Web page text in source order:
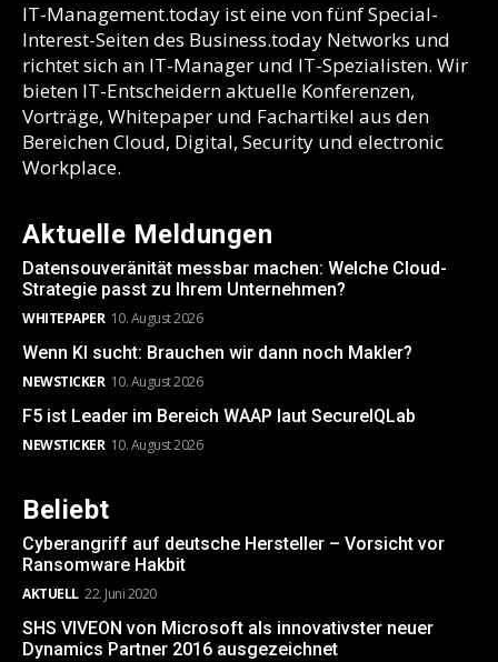
IT-Management.today ist eine von fünf Special-
Interest-Seiten des Business.today Networks und
richtet sich an IT-Manager und IT-Spezialisten. Wir
bieten IT-Entscheidern aktuelle Konferenzen,
Vorträge, Whitepaper und Fachartikel aus den
Bereichen Cloud, Digital, Security und electronic
Workplace.
Aktuelle Meldungen
Datensouveränität messbar machen: Welche Cloud-
Strategie passt zu Ihrem Unternehmen?
WHITEPAPER 10. August 2026
Wenn KI sucht: Brauchen wir dann noch Makler?
NEWSTICKER 10. August 2026
F5 ist Leader im Bereich WAAP laut SecureIQLab
NEWSTICKER 10. August 2026
Beliebt
Cyberangriff auf deutsche Hersteller – Vorsicht vor
Ransomware Hakbit
AKTUELL 22. Juni 2020
SHS VIVEON von Microsoft als innovativster neuer
Dynamics Partner 2016 ausgezeichnet